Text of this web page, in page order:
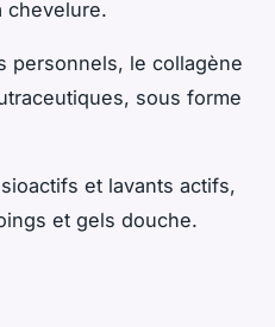
chevelure.
personnels, le collagène
sous forme
et lavants actifs,
et gels douche.